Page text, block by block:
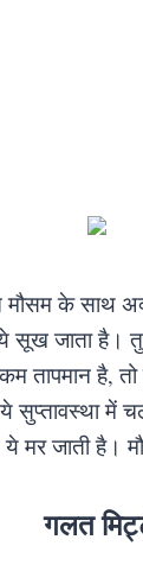
के साथ
ये सूख जाता है।
तापमान है,
सुप्तावस्था में
मर जाती है।
गलत